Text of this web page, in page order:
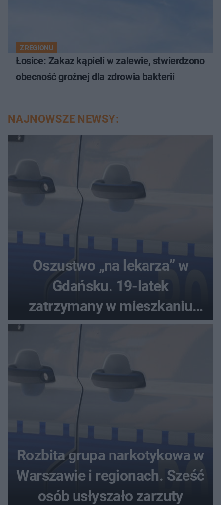
Z REGIONU
Łosice: Zakaz kąpieli w zalewie, stwierdzono
obecność groźnej dla zdrowia bakterii
NAJNOWSZE NEWSY:
Oszustwo „na lekarza” w
Gdańsku. 19-latek
zatrzymany w mieszkaniu
seniora
Rozbita grupa narkotykowa w
Warszawie i regionach. Sześć
osób usłyszało zarzuty